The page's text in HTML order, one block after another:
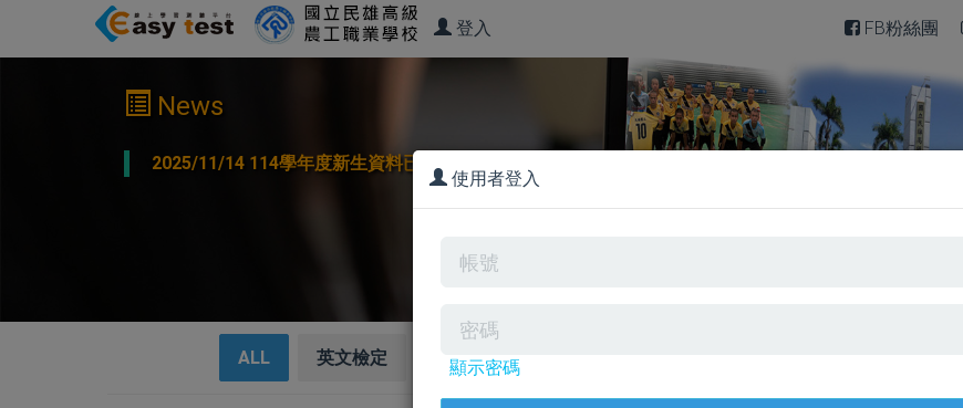
登入 FB粉絲團
News
2025/11/14 114學年度新生資料已經匯入系統，歡迎大家踴躍使用。
ALL 英文檢定 英文聽力閱讀
使用者登入
顯示密碼